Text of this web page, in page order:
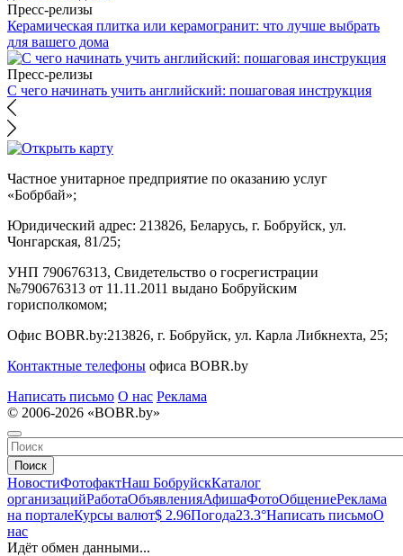
Пресс-релизы
Керамическая плитка или керамогранит: что лучше выбрать
для вашего дома
Пресс-релизы
С чего начинать учить английский: пошаговая инструкция
Частное унитарное предприятие по оказанию услуг
«Бобрбай»;
Юридический адрес: 213826, Беларусь, г. Бобруйск, ул.
Чонгарская, 81/25;
УНП 790676313, Свидетельство о госрегистрации
№790676313 от 11.11.2011 выдано Бобруйским
горисполкомом;
Офис BOBR.by:213826, г. Бобруйск, ул. Карла Либкнехта, 25;
Контактные телефоны офиса BOBR.by
Написать письмо О нас Реклама
© 2006-2026 «BOBR.by»
Поиск
НовостиФотофактНаш БобруйскКаталог
организацийРаботаОбъявленияАфишаФотоОбщениеРеклама
на порталеКурсы валют$ 2.96Погода23.3°Написать письмоО
нас
Идёт обмен данными...